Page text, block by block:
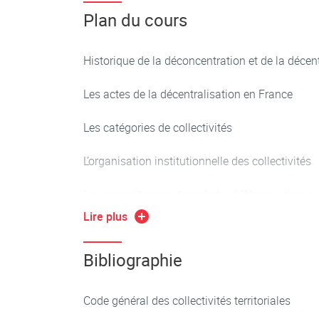
Plan du cours
Historique de la déconcentration et de la
Les actes de la décentralisation en France
Les catégories de collectivités
L’organisation institutionnelle des collectivités
La libre administration et les contrôles
Lire plus
Bibliographie
Code général des collectivités territoriales